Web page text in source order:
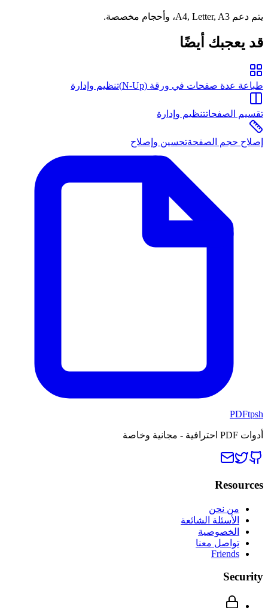
يتم دعم A4, Letter, A3، وأحجام مخصصة.
قد يعجبك أيضًا
طباعة عدة صفحات في ورقة (N-Up) تنظيم وإدارة
تقسيم الصفحاتتنظيم وإدارة
إصلاح حجم الصفحةتحسين وإصلاح
PDFtpsh
أدوات PDF احترافية - مجانية وخاصة
Resources
من نحن
الأسئلة الشائعة
الخصوصية
تواصل معنا
Friends
Security